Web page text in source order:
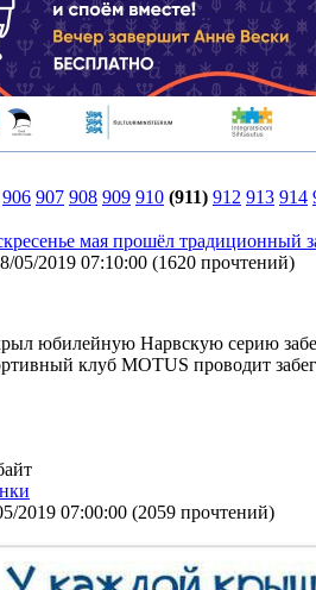
906 907 908 909 910 (911) 912 913 914
мая прошёл традиционный
05/2019 07:10:00 (1620 прочтений)
юбилейную Нарвскую серию
клуб MOTUS проводит
2019 07:00:00 (2059 прочтений)